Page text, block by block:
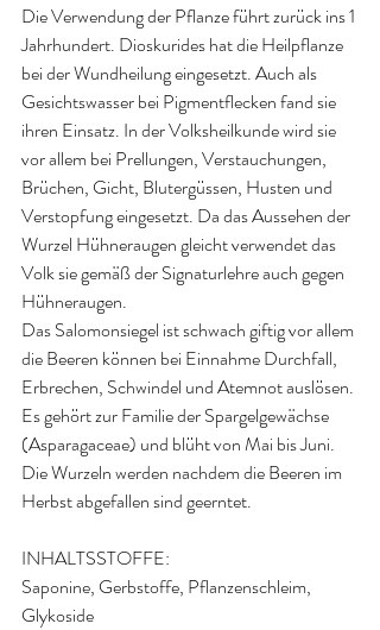
Die Verwendung der Pflanze führt zurück ins 1
Jahrhundert. Dioskurides hat die Heilpflanze
bei der Wundheilung eingesetzt. Auch als
Gesichtswasser bei Pigmentflecken fand sie
ihren Einsatz. In der Volksheilkunde wird sie
vor allem bei Prellungen, Verstauchungen,
Brüchen, Gicht, Blutergüssen, Husten und
Verstopfung eingesetzt. Da das Aussehen der
Wurzel Hühneraugen gleicht verwendet das
Volk sie gemäß der Signaturlehre auch gegen
Hühneraugen.
Das Salomonsiegel ist schwach giftig vor allem
die Beeren können bei Einnahme Durchfall,
Erbrechen, Schwindel und Atemnot auslösen.
Es gehört zur Familie der Spargelgewächse
(Asparagaceae) und blüht von Mai bis Juni.
Die Wurzeln werden nachdem die Beeren im
Herbst abgefallen sind geerntet.
INHALTSSTOFFE:
Saponine, Gerbstoffe, Pflanzenschleim,
Glykoside